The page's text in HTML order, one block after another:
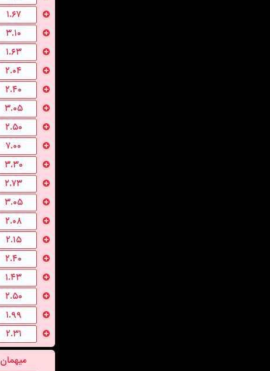
۱.۶۷
۳.۱۰
۱.۶۳
۲.۰۴
۲.۴۰
۳.۰۵
۲.۵۰
۷.۰۰
۳.۳۰
۲.۷۳
۳.۰۵
۲.۰۸
۲.۱۵
۲.۴۰
۱.۴۳
۲.۵۰
۱.۹۹
۲.۳۱
میهمان